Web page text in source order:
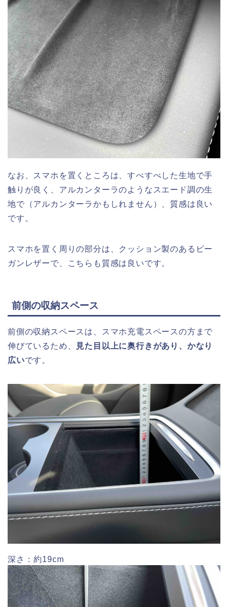
なお、スマホを置くところは、すべすべした生地で手
触りが良く、アルカンターラのようなスエード調の生
地で（アルカンターラかもしれません）、質感は良い
です。
スマホを置く周りの部分は、クッション製のあるビー
ガンレザーで、こちらも質感は良いです。
前側の収納スペース
前側の収納スペースは、スマホ充電スペースの方まで
伸びているため、
見た目以上に奥行きがあり、かなり
広いです。
深さ：約19cm